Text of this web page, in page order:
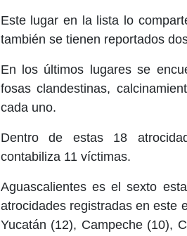
Este lugar en la lista lo
también se tienen reportados
En los últimos lugares se
fosas clandestinas,
cada uno.
Dentro de estas 18
contabiliza 11 víctimas.
Aguascalientes es el sexto
atrocidades registradas en este
Yucatán (12), Campeche (10),